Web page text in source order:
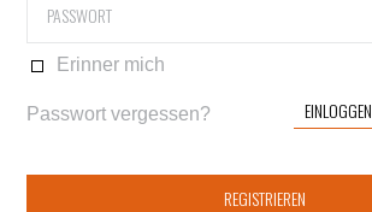
Erinner mich
Passwort vergessen? EINLOGGEN
REGISTRIEREN